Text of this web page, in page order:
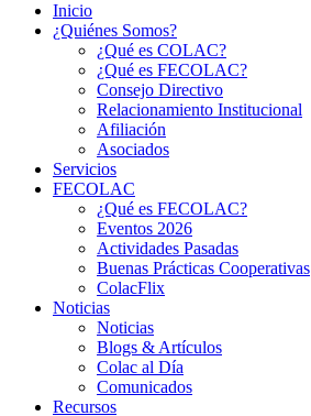
Inicio
¿Quiénes Somos?
¿Qué es COLAC?
¿Qué es FECOLAC?
Consejo Directivo
Relacionamiento Institucional
Afiliación
Asociados
Servicios
FECOLAC
¿Qué es FECOLAC?
Eventos 2026
Actividades Pasadas
Buenas Prácticas Cooperativas
ColacFlix
Noticias
Noticias
Blogs & Artículos
Colac al Día
Comunicados
Recursos